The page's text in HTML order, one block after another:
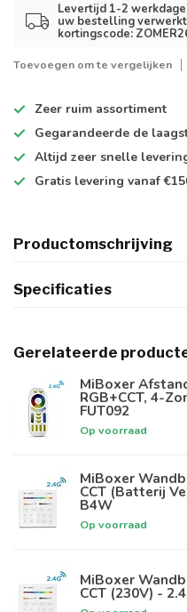
Levertijd 1-2
uw bestelling
kortingscode:
Toevoegen om te vergelijken
Zeer ruim assortiment
Gegarandeerde de
Altijd zeer snelle
Gratis levering vanaf
Productomschrijving
Specificaties
Gerelateerde
MiBoxer
RGB+CCT, 4-
FUT092
Op voorraad
MiBoxer
CCT (Batterij
B4W
Op voorraad
MiBoxer
CCT (230V) -